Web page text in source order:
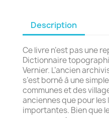
Description
Ce livre n’est pas une
Dictionnaire
Vernier. L’ancien
s’est borné à une
communes et des
anciennes que pour les
importantes. Bien que